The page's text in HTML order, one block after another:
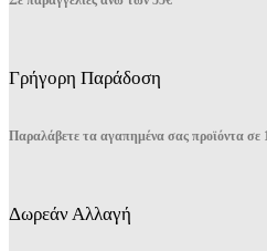
Γρήγορη Παράδοση
Παραλάβετε τα αγαπημένα σας προϊόντα σε
Δωρεάν Αλλαγή